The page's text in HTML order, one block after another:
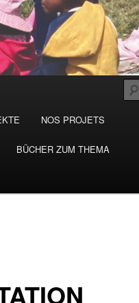
NOS PROJETS
BÜCHER ZUM THEMA